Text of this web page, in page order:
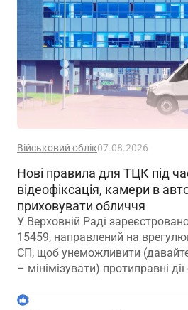
Військовий облік07.08.2026
Нові правила для ТЦК під час
відеофіксація, камери в
приховувати обличчя
У Верховній Раді
15459, направлений на
СП, щоб унеможливити
– мінімізувати) протиправні
3